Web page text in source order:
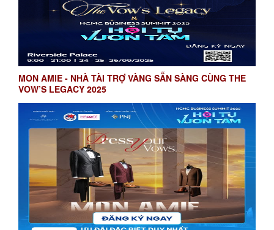
MON AMIE - NHÀ TÀI TRỢ VÀNG SẴN SÀNG CÙNG THE
VOW’S LEGACY 2025